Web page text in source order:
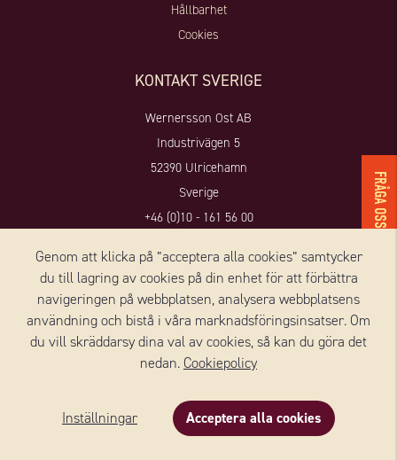
Genom att klicka på ”acceptera alla cookies” samtycker
du till lagring av cookies på din enhet för att förbättra
navigeringen på webbplatsen, analysera webbplatsens
användning och bistå i våra marknadsföringsinsatser. Om
du vill skräddarsy dina val av cookies, så kan du göra det
nedan.Cookiepolicy
Inställningar Acceptera alla cookies
FRÅGA OSS!
Hållbarhet
Cookies
KONTAKT SVERIGE
Wernersson Ost AB
Industrivägen 5
52390 Ulricehamn
Sverige
+46 (0)10 - 161 56 00
Privatkonsument, frågor/reklamationer: besök vårt Kundforum
Butik:order@wernerssonost.se
Butik (COOP):ostorder@wernerssonost.se
Företagsfrågor:
info@wernerssonost.se
Wernersson Ost Danmark A/S